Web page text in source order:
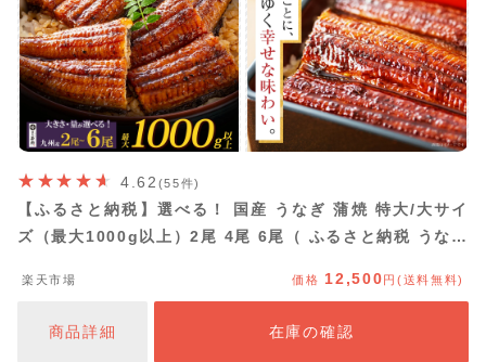
4.62 (55件)
【ふるさと納税】選べる！ 国産 うなぎ 蒲焼 特大/大サイ
ズ（最大1000g以上）2尾 4尾 6尾（ ふるさと納税 うなぎ
本県産 博多若杉 ふるさと ランキング 人気 福岡 送料無料
楽天市場 価格 12,500円(送料無料)
商品詳細 在庫の確認